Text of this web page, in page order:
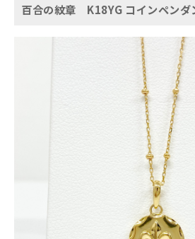
百合の紋章 K18YG コインペンダ